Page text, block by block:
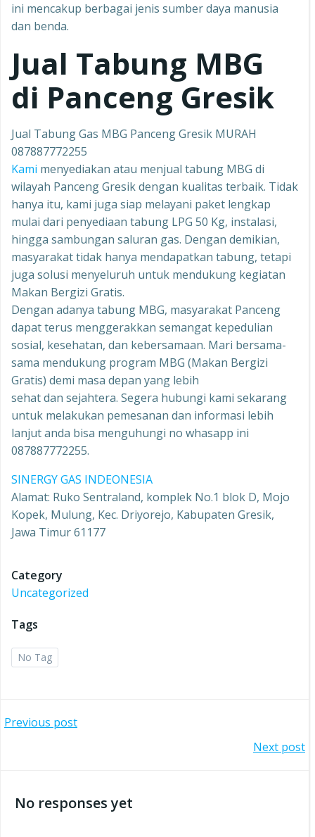
ini mencakup berbagai jenis sumber daya manusia
dan benda.
Jual Tabung MBG
di Panceng Gresik
Jual Tabung Gas MBG Panceng Gresik MURAH
087887772255
Kami menyediakan atau menjual tabung MBG di
wilayah Panceng Gresik dengan kualitas terbaik. Tidak
hanya itu, kami juga siap melayani paket lengkap
mulai dari penyediaan tabung LPG 50 Kg, instalasi,
hingga sambungan saluran gas. Dengan demikian,
masyarakat tidak hanya mendapatkan tabung, tetapi
juga solusi menyeluruh untuk mendukung kegiatan
Makan Bergizi Gratis.
Dengan adanya tabung MBG, masyarakat Panceng
dapat terus menggerakkan semangat kepedulian
sosial, kesehatan, dan kebersamaan. Mari bersama-
sama mendukung program MBG (Makan Bergizi
Gratis) demi masa depan yang lebih
sehat dan sejahtera. Segera hubungi kami sekarang
untuk melakukan pemesanan dan informasi lebih
lanjut anda bisa menguhungi no whasapp ini
087887772255.
SINERGY GAS INDEONESIA
Alamat: Ruko Sentraland, komplek No.1 blok D, Mojo
Kopek, Mulung, Kec. Driyorejo, Kabupaten Gresik,
Jawa Timur 61177
Category
Uncategorized
Tags
No Tag
Post
Previous post
navigation
Next post
No responses yet